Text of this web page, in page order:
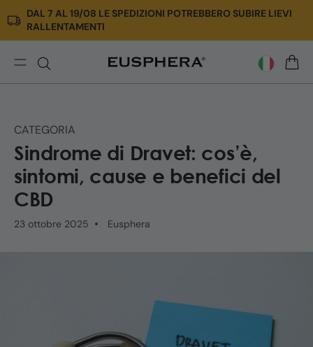
Vai
direttamente
ai
contenuti
DAL 7 AL 19/08 LE SPEDIZIONI POTREBBERO SUBIRE LIEVI
RALLENTAMENTI
supporto
del
CBD
CATEGORIA
Sindrome di Dravet: cos’è,
sintomi, cause e benefici del
CBD
23 ottobre 2025 Eusphera